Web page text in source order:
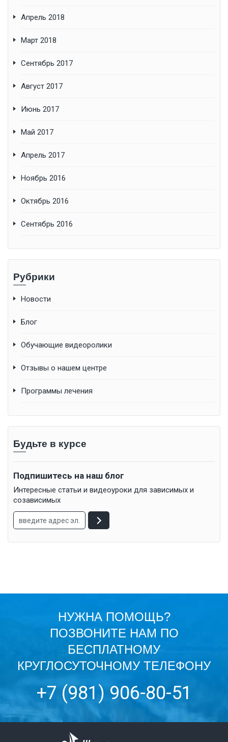
Апрель 2018
Март 2018
Сентябрь 2017
Август 2017
Июнь 2017
Май 2017
Апрель 2017
Ноябрь 2016
Октябрь 2016
Сентябрь 2016
Рубрики
Новости
Блог
Обучающие видеоролики
Отзывы о нашем центре
Программы лечения
Будьте в курсе
Подпишитесь на наш блог
Интересные статьи и видеоуроки для зависимых и
созависимых
НУЖНА ПОМОЩЬ?
ПОЗВОНИТЕ НАМ ПО
БЕСПЛАТНОМУ
КРУГЛОСУТОЧНОМУ ТЕЛЕФОНУ
+7 (981) 906-80-51